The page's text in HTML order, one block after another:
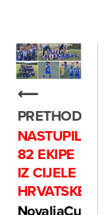
⟵
PRETHODNO
NASTUPILE
82 EKIPE
IZ CIJELE
HRVATSKE